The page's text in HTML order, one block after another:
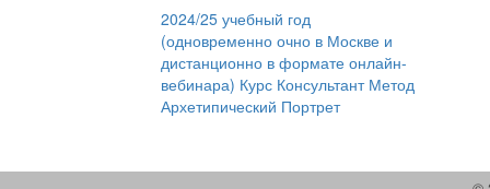
2024/25 учебный год
(одновременно очно в Москве и
дистанционно в формате онлайн-
вебинара) Курс Консультант Метод
Архетипический Портрет